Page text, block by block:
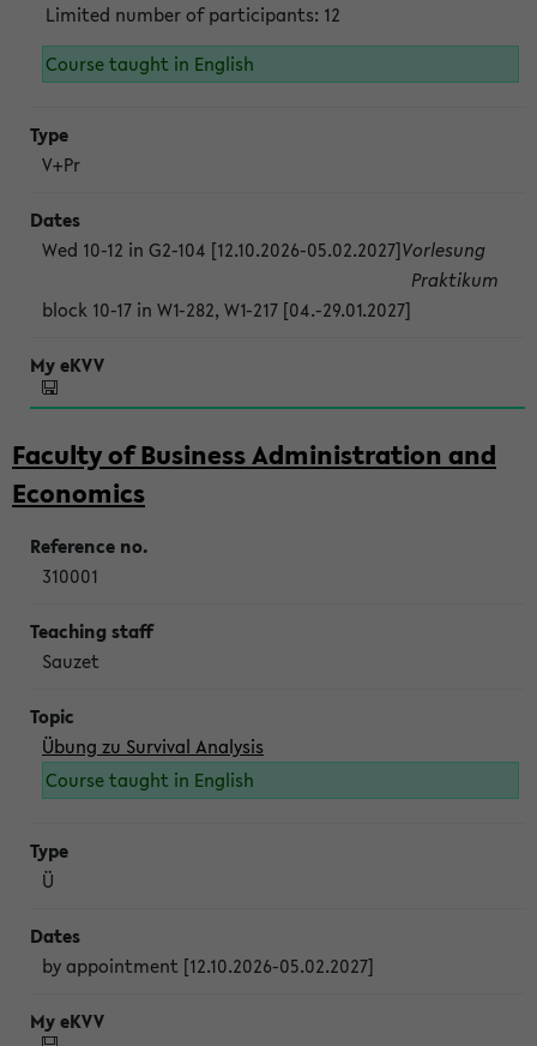
Limited number of participants: 12
Course taught in English
V+Pr
Wed 10-12 in G2-104 [12.10.2026-05.02.2027]Vorlesung
block 10-17 in W1-282, W1-217 [04.-29.01.2027]
Praktikum
Faculty of Business Administration and
Economics
310001
Sauzet
Übung zu Survival Analysis
Course taught in English
Ü
by appointment [12.10.2026-05.02.2027]